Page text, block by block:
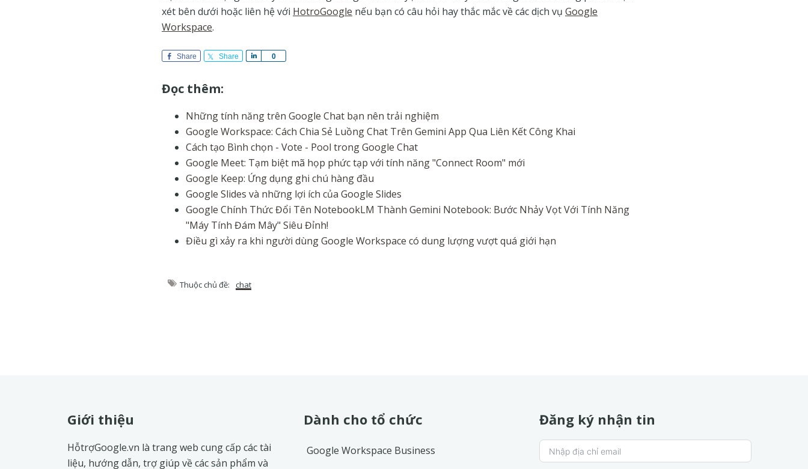
xét bên dưới hoặc liên hệ với HotroGoogle nếu bạn có câu hỏi hay thắc mắc về các dịch vụ Google
Workspace.
Share Share 0
Đọc thêm:
Những tính năng trên Google Chat bạn nên trải nghiệm
Google Workspace: Cách Chia Sẻ Luồng Chat Trên Gemini App Qua Liên Kết Công Khai
Cách tạo Bình chọn - Vote - Pool trong Google Chat
Google Meet: Tạm biệt mã họp phức tạp với tính năng "Connect Room" mới
Google Keep: Ứng dụng ghi chú hàng đầu
Google Slides và những lợi ích của Google Slides
Google Chính Thức Đổi Tên NotebookLM Thành Gemini Notebook: Bước Nhảy Vọt Với Tính Năng
"Máy Tính Đám Mây" Siêu Đỉnh!
Điều gì xảy ra khi người dùng Google Workspace có dung lượng vượt quá giới hạn
Thuộc chủ đề: chat
Giới thiệu
HỗtrợGoogle.vn là trang web cung cấp các tài
liệu, hướng dẫn, trợ giúp về các sản phẩm và
Dành cho tổ chức
Google Workspace Business
Đăng ký nhận tin